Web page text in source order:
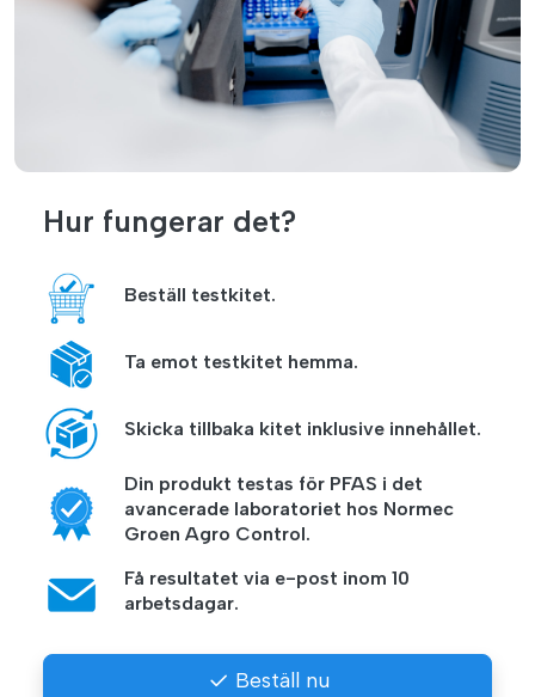
Hur fungerar det?
Beställ testkitet.
Ta emot testkitet hemma.
Skicka tillbaka kitet inklusive innehållet.
Din produkt testas för PFAS i det
avancerade laboratoriet hos Normec
Groen Agro Control.
Få resultatet via e-post inom 10
arbetsdagar.
Beställ nu